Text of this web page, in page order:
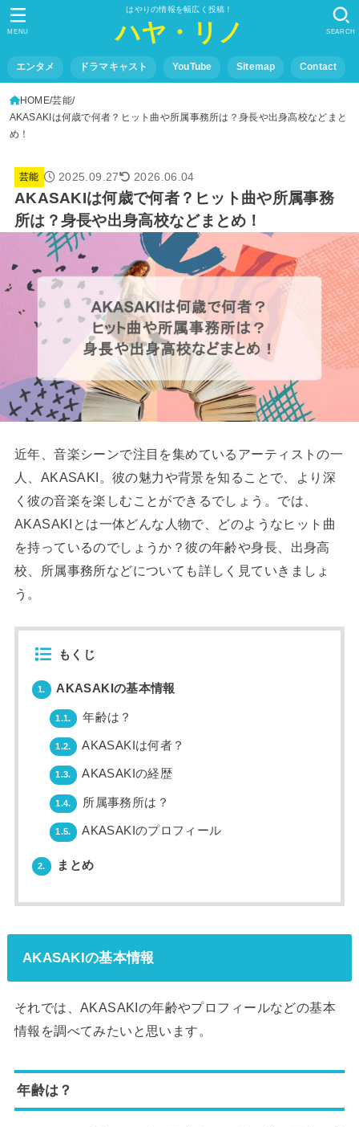
はやりの情報を幅広く投稿！
ハヤ・リノ
エンタメ ドラマキャスト YouTube Sitemap Contact
SEARCH
MENU
HOME 芸能
AKASAKIは何歳で何者？ヒット曲や所属事務所は？身長や出身高校などまと
め！
芸能 2025.09.27 2026.06.04
AKASAKIは何歳で何者？ヒット曲や所属事務
所は？身長や出身高校などまとめ！
近年、音楽シーンで注目を集めているアーティストの一
人、AKASAKI。彼の魅力や背景を知ることで、より深
く彼の音楽を楽しむことができるでしょう。では、
AKASAKIとは一体どんな人物で、どのようなヒット曲
を持っているのでしょうか？彼の年齢や身長、出身高
校、所属事務所などについても詳しく見ていきましょ
う。
もくじ
1. AKASAKIの基本情報
1.1. 年齢は？
1.2. AKASAKIは何者？
1.3. AKASAKIの経歴
1.4. 所属事務所は？
1.5. AKASAKIのプロフィール
2. まとめ
AKASAKIの基本情報
それでは、AKASAKIの年齢やプロフィールなどの基本
情報を調べてみたいと思います。
年齢は？